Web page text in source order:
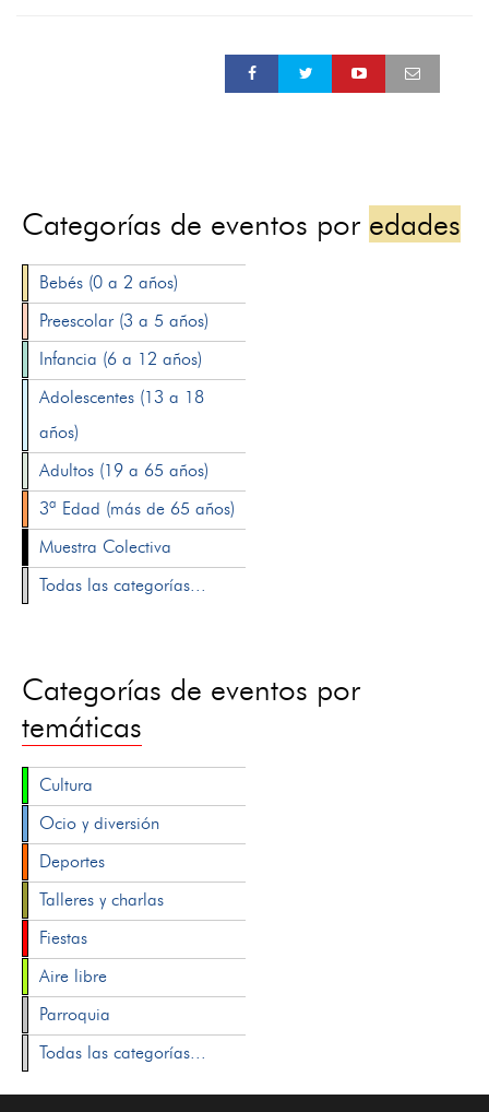
Categorías de eventos por edades
Bebés (0 a 2 años)
Preescolar (3 a 5 años)
Infancia (6 a 12 años)
Adolescentes (13 a 18
años)
Adultos (19 a 65 años)
3ª Edad (más de 65 años)
Muestra Colectiva
Todas las categorías...
Categorías de eventos por
temáticas
Cultura
Ocio y diversión
Deportes
Talleres y charlas
Fiestas
Aire libre
Parroquia
Todas las categorías...